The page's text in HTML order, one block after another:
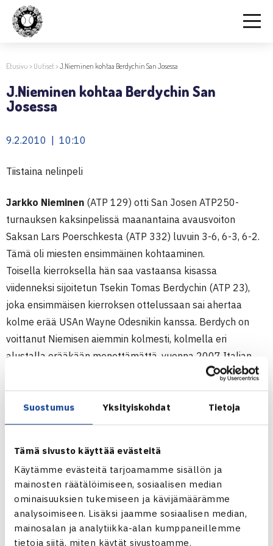
Suostumus Yksityiskohdat Tietoja
Tämä sivusto käyttää evästeitä
Käytämme evästeitä tarjoamamme sisällön ja
mainosten räätälöimiseen, sosiaalisen median
ominaisuuksien tukemiseen ja kävijämäärämme
analysoimiseen. Lisäksi jaamme sosiaalisen median,
mainosalan ja analytiikka-alan kumppaneillemme
tietoja siitä, miten käytät sivustoamme.
Etusivu > Uutiset>J.Nieminen kohtaa Berdychin San Josessa
J.Nieminen kohtaa Berdychin San
Josessa
9.2.2010 | 10:10
Tiistaina nelinpeli
Jarkko Nieminen (ATP 129) otti San Josen ATP250-
turnauksen kaksinpelissä maanantaina avausvoiton
Saksan Lars Poerschkesta (ATP 332) luvuin 3-6, 6-3, 6-2.
Tämä oli miesten ensimmäinen kohtaaminen.
Toisella kierroksella hän saa vastaansa kisassa
viidenneksi sijoitetun Tsekin Tomas Berdychin (ATP 23),
joka ensimmäisen kierroksen ottelussaan sai ahertaa
kolme erää USAn Wayne Odesnikin kanssa. Berdych on
voittanut Niemisen aiemmin kolmesti, kolmella eri
alustalla erääkään menettämättä, vuonna 2007 Italian
ruohokenttäkisassa sekä vuonna 2008 Torontossa ATP
Masters-sarjan kisassa kovilla kentillä.
Tiistaina Jarkko Niemisellä on ohjelmassa nelinpelin
Chardy kohtaavat Uzbekistanin Denis Istominin ja Israelin
Dudi Selan.
ATP250-turnaus
8.-14.2. San Jose, USA
Kaksinpeli